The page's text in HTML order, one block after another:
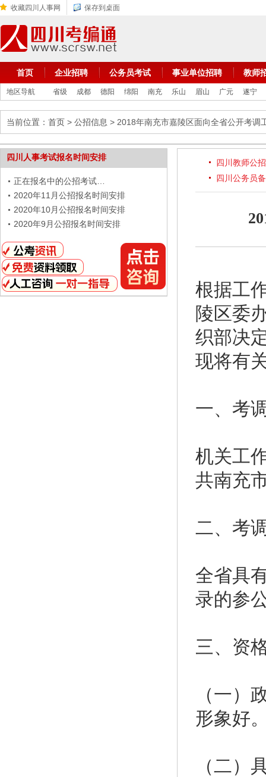
收藏四川人事网 保存到桌面
首页 企业招聘 公务员考试 事业单位招聘 教师
地区导航 省级 成都 德阳 绵阳 南充 乐山 眉山 广元 遂宁
当前位置： 首页 > 公招信息 > 2018年南充市嘉陵区面向全省公开考调
四川人事考试报名时间安排
正在报名中的公招考试…
2020年11月公招报名时间安排
2020年10月公招报名时间安排
2020年9月公招报名时间安排
四川教师公
四川公务员
根据工
陵区委
织部决
现将有
一、考
机关工
共南充
二、考
全省具
录的参
三、资
（一）
形象好
（二）